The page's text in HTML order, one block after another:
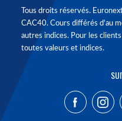
Tous droits réservés.
CAC40. Cours différés d'au
autres indices. Pour les
toutes valeurs et indices.